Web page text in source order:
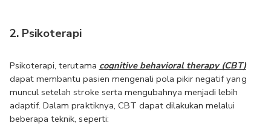
2. Psikoterapi
Psikoterapi, terutama cognitive behavioral therapy (CBT)
dapat membantu pasien mengenali pola pikir negatif yang
muncul setelah stroke serta mengubahnya menjadi lebih
adaptif. Dalam praktiknya, CBT dapat dilakukan melalui
beberapa teknik, seperti: